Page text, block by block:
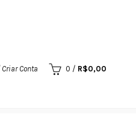
Conta 0 / R$0,00